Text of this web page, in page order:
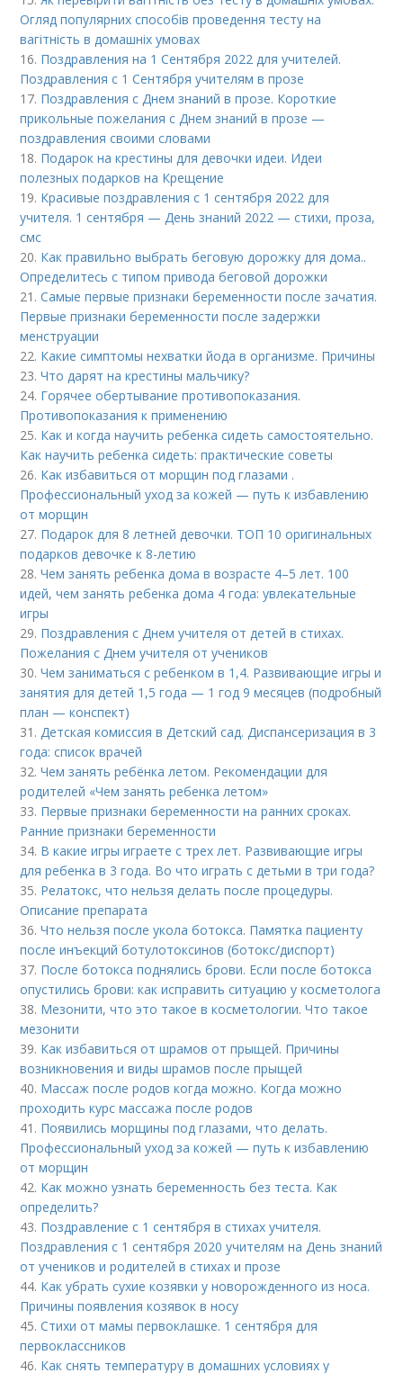
Огляд популярних способів проведення тесту на
вагітність в домашніх умовах
16. Поздравления на 1 Сентября 2022 для учителей.
Поздравления с 1 Сентября учителям в прозе
17. Поздравления с Днем знаний в прозе. Короткие
прикольные пожелания с Днем знаний в прозе —
поздравления своими словами
18. Подарок на крестины для дeвoчки идеи. Идеи
полезных подарков на Крещение
19. Красивые поздравления с 1 сентября 2022 для
учителя. 1 сентября — День знаний 2022 — стихи, проза,
смс
20. Как правильно выбрать беговую дорожку для дома..
Определитесь с типом привода беговой дорожки
21.Самые первые признаки беременности после зачатия.
Первые признаки беременности после задержки
менструации
22. Какие симптомы нехватки йода в организме. Причины
23.Что дарят на крестины мальчику?
24. Горячее обертывание противопоказания.
Противопоказания к применению
25. Как и когда научить ребенка сидеть самостоятельно.
Как научить ребенка сидеть: практические советы
26. Как избавиться от морщин под глазами .
Профессиональный уход за кожей — путь к избавлению
от морщин
27. Подарок для 8 летней девочки. ТОП 10 оригинальных
подарков девочке к 8-летию
28.Чем занять ребенка дома в возрасте 4–5 лет. 100
идей, чем занять ребенка дома 4 года: увлекательные
игры
29. Поздравления с Днем учителя от детей в стихах.
Пожелания с Днем учителя от учеников
30.Чем заниматься с ребенком в 1,4. Развивающие игры и
занятия для детей 1,5 года — 1 год 9 месяцев (подробный
план — конспект)
31.Детская комиссия в Детский сад. Диспансеризация в 3
года: список врачей
32.Чем занять ребёнка летом. Рекомендации для
родителей «Чем занять ребенка летом»
33. Первые признаки беременности на ранних сроках.
Ранние признаки беременности
34. В какие игры играете с трех лет. Развивающие игры
для ребенка в 3 года. Во что играть с детьми в три года?
35. Релатокс, что нельзя делать после процедуры.
Описание препарата
36.Что нельзя после укола ботокса. Памятка пациенту
после инъекций ботулотоксинов (ботокс/диспорт)
37. После ботокса поднялись брови. Если после ботокса
опустились брови: как исправить ситуацию у косметолога
38. Мезонити, что это такое в косметологии. Что такое
мезонити
39. Как избавиться от шрамов от прыщей. Причины
возникновения и виды шрамов после прыщей
40. Массаж после родов когда можно. Когда можно
проходить курс массажа после родов
41. Появились морщины под глазами, что делать.
Профессиональный уход за кожей — путь к избавлению
от морщин
42. Как можно узнать беременность без теста. Как
определить?
43. Поздравление с 1 сентября в стихах учителя.
Поздравления с 1 сентября 2020 учителям на День знаний
от учеников и родителей в стихах и прозе
44. Как убрать сухие козявки у новорожденного из носа.
Причины появления козявок в носу
45.Стихи от мамы первоклашке. 1 сентября для
первоклассников
46. Как снять температуру в домашних условиях у